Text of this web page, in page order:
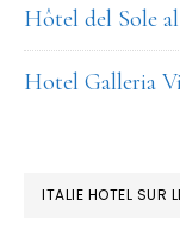
Hôtel del Sole
Hotel Galleria
ITALIE HOTEL SUR